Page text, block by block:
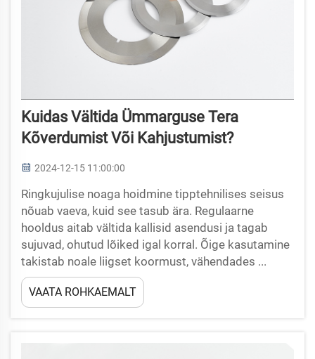
Kuidas Vältida Ümmarguse Tera
Kõverdumist Või Kahjustumist?
2024-12-15 11:00:00
Ringkujulise noaga hoidmine tipptehnilises seisus
nõuab vaeva, kuid see tasub ära. Regulaarne
hooldus aitab vältida kallisid asendusi ja tagab
sujuvad, ohutud lõiked igal korral. Õige kasutamine
takistab noale liigset koormust, vähendades ...
VAATA ROHKAEMALT